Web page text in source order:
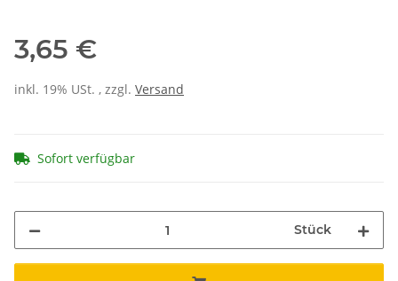
3,65 €
inkl. 19% USt. , zzgl. Versand
Sofort verfügbar
Stück